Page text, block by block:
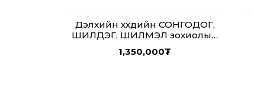
Дэлхийн хүүхдийн СОНГОДОГ,
ШИЛДЭГ, ШИЛМЭЛ зохиолын
дээжис "Эрдэнэсийн Сан" 50
боть
1,350,000₮